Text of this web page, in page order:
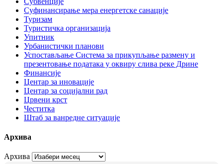
Суфинансирање мера енергетске санације
Туризам
Туристичка организација
Упитник
Урбанистички планови
Успостављање Система за прикупљање размену и
презентовање података у оквиру слива реке Дрине
Финансије
Центар за иновације
Центар за социјални рад
Црвени крст
Честитка
Штаб за ванредне ситуације
Архива
Архива